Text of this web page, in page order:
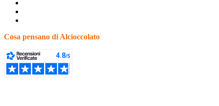
Cosa pensano di Alcioccolato